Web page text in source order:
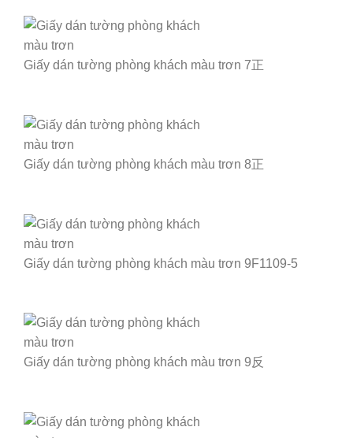
Giấy dán tường phòng khách màu trơn 7正
Giấy dán tường phòng khách màu trơn 8正
Giấy dán tường phòng khách màu trơn 9F1109-5
Giấy dán tường phòng khách màu trơn 9反